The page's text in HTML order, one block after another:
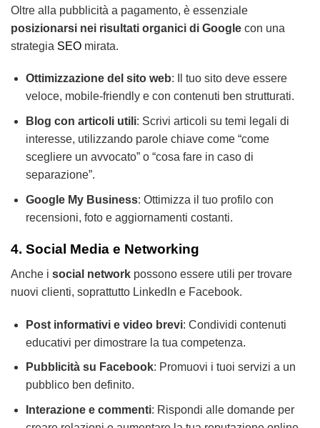
Oltre alla pubblicità a pagamento, è essenziale
posizionarsi nei risultati organici di Google con una
strategia SEO mirata.
Ottimizzazione del sito web: Il tuo sito deve essere
veloce, mobile-friendly e con contenuti ben strutturati.
Blog con articoli utili: Scrivi articoli su temi legali di
interesse, utilizzando parole chiave come “come
scegliere un avvocato” o “cosa fare in caso di
separazione”.
Google My Business: Ottimizza il tuo profilo con
recensioni, foto e aggiornamenti costanti.
4. Social Media e Networking
Anche i social network possono essere utili per trovare
nuovi clienti, soprattutto LinkedIn e Facebook.
Post informativi e video brevi: Condividi contenuti
educativi per dimostrare la tua competenza.
Pubblicità su Facebook: Promuovi i tuoi servizi a un
pubblico ben definito.
Interazione e commenti: Rispondi alle domande per